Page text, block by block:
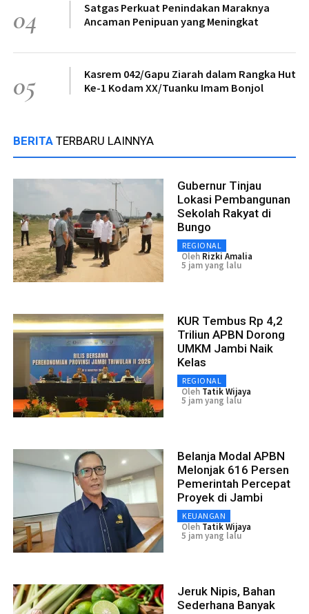
04
Satgas Perkuat Penindakan Maraknya
Ancaman Penipuan yang Meningkat
05
Kasrem 042/Gapu Ziarah dalam Rangka Hut
Ke-1 Kodam XX/Tuanku Imam Bonjol
BERITA TERBARU LAINNYA
Gubernur Tinjau
Lokasi Pembangunan
Sekolah Rakyat di
Bungo
REGIONAL
Oleh Rizki Amalia
5 jam yang lalu
KUR Tembus Rp 4,2
Triliun APBN Dorong
UMKM Jambi Naik
Kelas
REGIONAL
Oleh Tatik Wijaya
5 jam yang lalu
Belanja Modal APBN
Melonjak 616 Persen
Pemerintah Percepat
Proyek di Jambi
KEUANGAN
Oleh Tatik Wijaya
5 jam yang lalu
Jeruk Nipis, Bahan
Sederhana Banyak